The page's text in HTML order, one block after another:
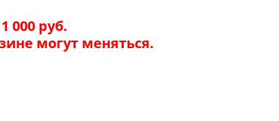
000 руб.
могут меняться.